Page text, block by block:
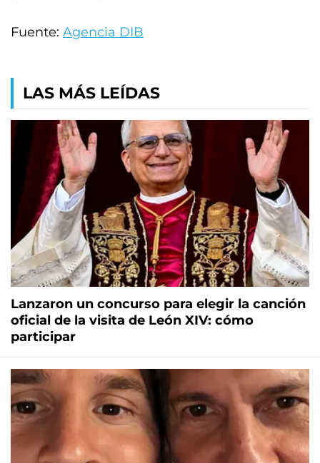
Fuente: Agencia DIB
LAS MÁS LEÍDAS
Lanzaron un concurso para elegir la canción
oficial de la visita de León XIV: cómo
participar